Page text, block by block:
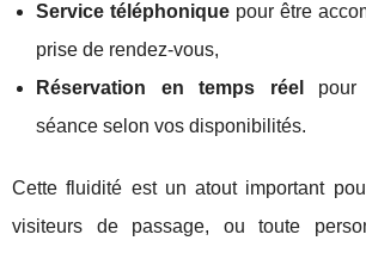
Service téléphoniquepour être
prise de rendez-vous,
Réservation en temps réel
pour
séance selon vos disponibilités.
Cette fluidité est un atout important
visiteurs de passage, ou toute